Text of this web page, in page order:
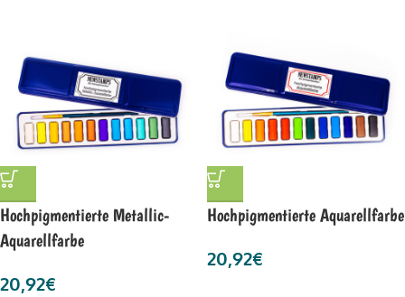
Hochpigmentierte Metallic-
Aquarellfarbe
20,92€
Hochpigmentierte Aquarellfarbe
20,92€